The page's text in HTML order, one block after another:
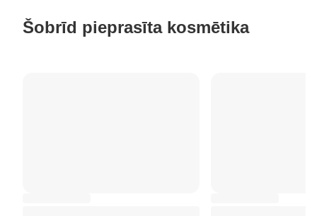
Šobrīd pieprasīta kosmētika